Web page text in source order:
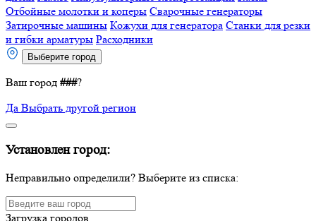
Отбойные молотки и коперы Сварочные генераторы
Затирочные машины Кожухи для генератора Станки для резки
и гибки арматуры Расходники
Выберите город
Ваш город ###?
Да Выбрать другой регион
Установлен город:
Неправильно определили? Выберите из списка:
Загрузка городов...